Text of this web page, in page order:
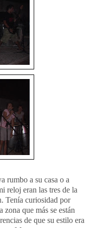
rumbo a su casa o a
reloj eran las tres de la
Tenía curiosidad por
zona que más se están
de que su estilo era